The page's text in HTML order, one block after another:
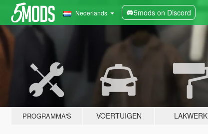
Nederlands 5mods on Discord
PROGRAMMA'S VOERTUIGEN LAKWERK